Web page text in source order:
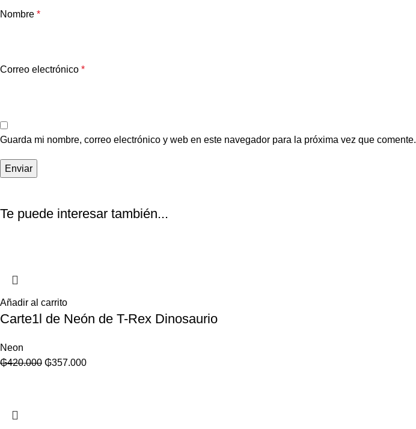
Nombre *
Correo electrónico *
Guarda mi nombre, correo electrónico y web en este navegador para la próxima vez que comente.
Te puede interesar también...
Añadir al carrito
Carte1l de Neón de T-Rex Dinosaurio
Neon
₲420.000 ₲357.000